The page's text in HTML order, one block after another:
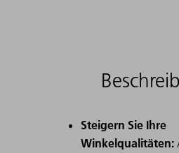
Steigern Sie Ihre
Winkelqualitäten: